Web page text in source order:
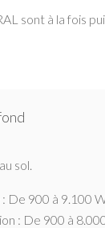
sont à la fois
sol.
: De 900 à 9.100
: De 900 à